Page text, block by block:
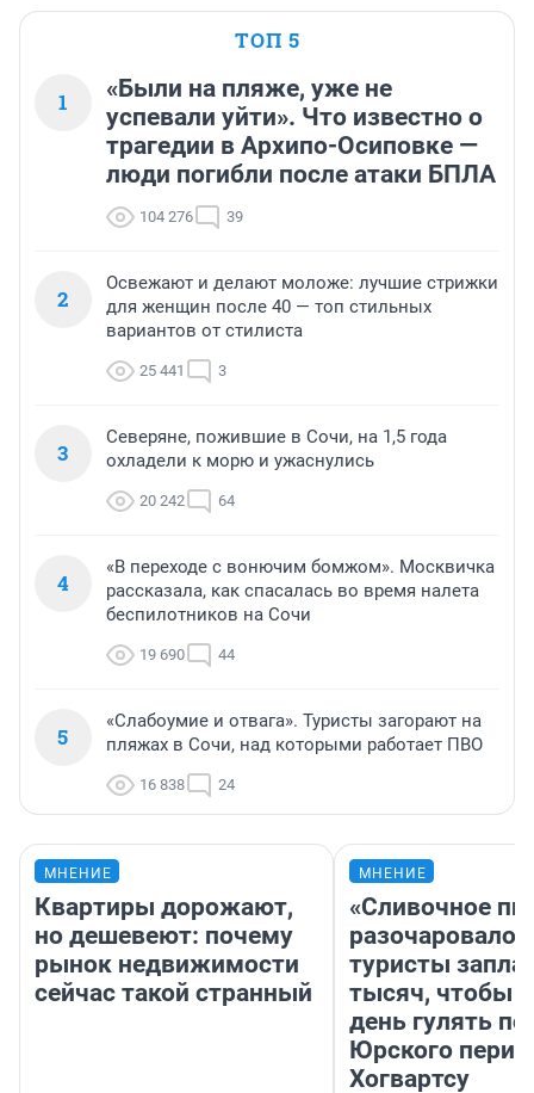
ТОП 5
1
«Были на пляже, уже не
успевали уйти». Что известно о
трагедии в Архипо-Осиповке —
люди погибли после атаки БПЛА
104 276 39
2
Освежают и делают моложе: лучшие стрижки
для женщин после 40 — топ стильных
вариантов от стилиста
25 441 3
3
Северяне, пожившие в Сочи, на 1,5 года
охладели к морю и ужаснулись
20 242 64
4
«В переходе с вонючим бомжом». Москвичка
рассказала, как спасалась во время налета
беспилотников на Сочи
19 690 44
5
«Слабоумие и отвага». Туристы загорают на
пляжах в Сочи, над которыми работает ПВО
16 838 24
МНЕНИЕ
Квартиры дорожают,
но дешевеют: почему
рынок недвижимости
сейчас такой странный
МНЕНИЕ
«Сливочное
разочаровало»:
туристы
тысяч, чтобы
день гулять по
Юрского
Хогвартсу